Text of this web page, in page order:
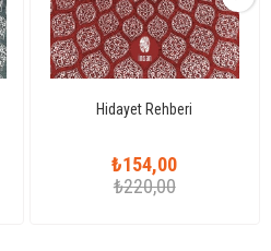
Hidayet Rehberi
₺154,00
₺220,00